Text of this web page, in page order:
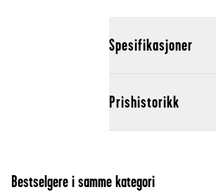
Spesifikasjoner
Prishistorikk
Bestselgere i samme kategori